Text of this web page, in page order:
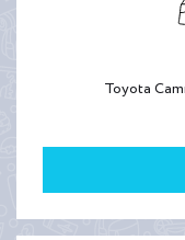
Toyota